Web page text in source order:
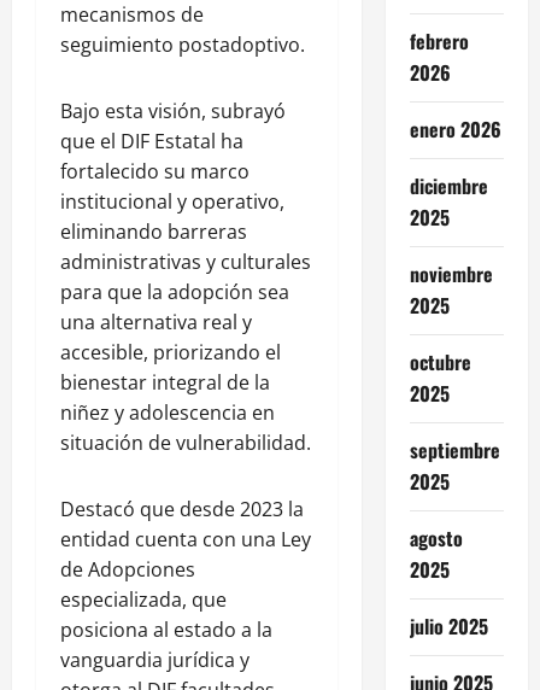
mecanismos de
seguimiento postadoptivo.
Bajo esta visión, subrayó
que el DIF Estatal ha
fortalecido su marco
institucional y operativo,
eliminando barreras
administrativas y culturales
para que la adopción sea
una alternativa real y
accesible, priorizando el
bienestar integral de la
niñez y adolescencia en
situación de vulnerabilidad.
Destacó que desde 2023 la
entidad cuenta con una Ley
de Adopciones
especializada, que
posiciona al estado a la
vanguardia jurídica y
febrero
2026
enero 2026
diciembre
2025
noviembre
2025
octubre
2025
septiembre
2025
agosto
2025
julio 2025
junio 2025